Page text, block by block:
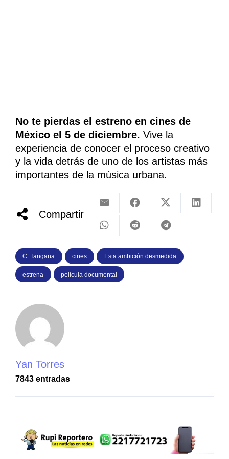
No te pierdas el estreno en cines de
México el 5 de diciembre. Vive la
experiencia de conocer el proceso creativo
y la vida detrás de uno de los artistas más
importantes de la música urbana.
Compartir
C. Tangana cines Esta ambición desmedida
estrena película documental
Yan Torres
7843 entradas